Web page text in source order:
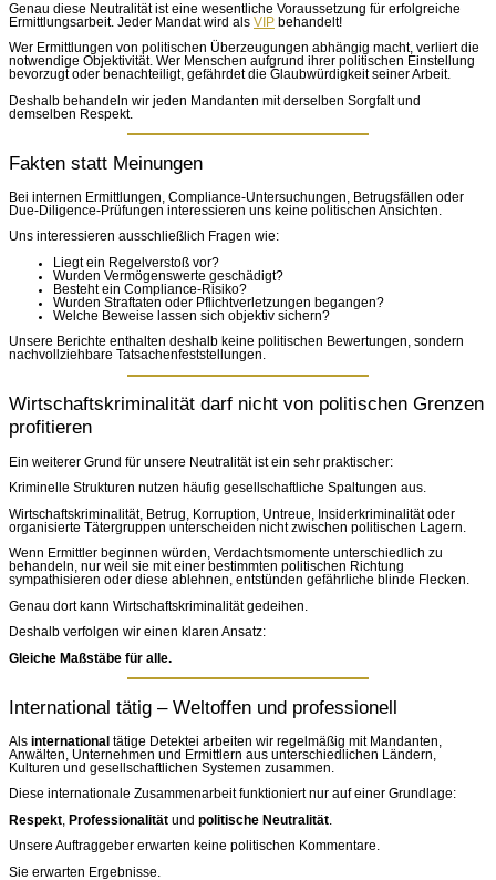
Genau diese Neutralität ist eine wesentliche Voraussetzung für erfolgreiche
Ermittlungsarbeit. Jeder Mandat wird als VIP behandelt!
Wer Ermittlungen von politischen Überzeugungen abhängig macht, verliert die
notwendige Objektivität. Wer Menschen aufgrund ihrer politischen Einstellung
bevorzugt oder benachteiligt, gefährdet die Glaubwürdigkeit seiner Arbeit.
Deshalb behandeln wir jeden Mandanten mit derselben Sorgfalt und
demselben Respekt.
Fakten statt Meinungen
Bei internen Ermittlungen, Compliance-Untersuchungen, Betrugsfällen oder
Due-Diligence-Prüfungen interessieren uns keine politischen Ansichten.
Uns interessieren ausschließlich Fragen wie:
Liegt ein Regelverstoß vor?
Wurden Vermögenswerte geschädigt?
Besteht ein Compliance-Risiko?
Wurden Straftaten oder Pflichtverletzungen begangen?
Welche Beweise lassen sich objektiv sichern?
Unsere Berichte enthalten deshalb keine politischen Bewertungen, sondern
nachvollziehbare Tatsachenfeststellungen.
Wirtschaftskriminalität darf nicht von politischen Grenzen
profitieren
Ein weiterer Grund für unsere Neutralität ist ein sehr praktischer:
Kriminelle Strukturen nutzen häufig gesellschaftliche Spaltungen aus.
Wirtschaftskriminalität, Betrug, Korruption, Untreue, Insiderkriminalität oder
organisierte Tätergruppen unterscheiden nicht zwischen politischen Lagern.
Wenn Ermittler beginnen würden, Verdachtsmomente unterschiedlich zu
behandeln, nur weil sie mit einer bestimmten politischen Richtung
sympathisieren oder diese ablehnen, entstünden gefährliche blinde Flecken.
Genau dort kann Wirtschaftskriminalität gedeihen.
Deshalb verfolgen wir einen klaren Ansatz:
Gleiche Maßstäbe für alle.
International tätig – Weltoffen und professionell
Als international tätige Detektei arbeiten wir regelmäßig mit Mandanten,
Anwälten, Unternehmen und Ermittlern aus unterschiedlichen Ländern,
Kulturen und gesellschaftlichen Systemen zusammen.
Diese internationale Zusammenarbeit funktioniert nur auf einer Grundlage:
Respekt
Professionalität und politische Neutralität
Unsere Auftraggeber erwarten keine politischen Kommentare.
Sie erwarten Ergebnisse.